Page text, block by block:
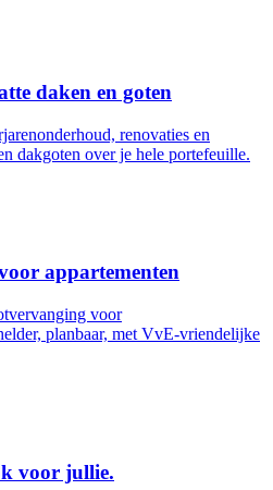
daken en goten
renovaties en
dakgoten over je hele portefeuille.
appartementen
voor
planbaar, met VvE-vriendelijke
voor jullie.